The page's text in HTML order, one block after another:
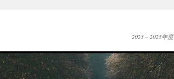
2023 – 2025年度